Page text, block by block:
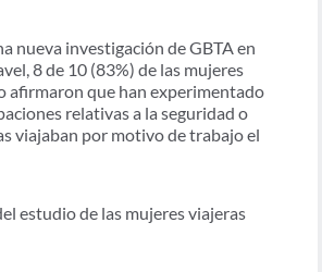
nueva investigación de GBTA en
8 de 10 (83%) de las mujeres
afirmaron que han experimentado
relativas a la seguridad o
viajaban por motivo de trabajo el
estudio de las mujeres viajeras